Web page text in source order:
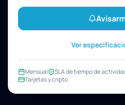
Ver
Mensual
SLA de tiempo de
Tarjetas y cripto